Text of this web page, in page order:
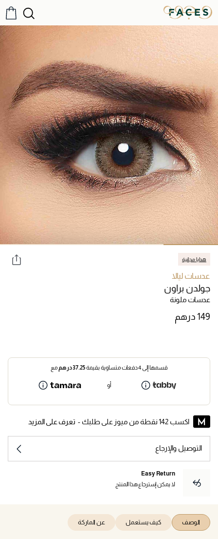
هدايا مجانية
عدسات ليالا
جولدن براون
عدسات ملونة
قسمها إلى 4 دفعات متساوية بقيمة 37.25درهممع
أو
اكسب 142 نقطة من ميوز على طلبك - تعرف على المزيد
التوصيل والإرجاع
Easy Return
لا يمكن إسترجاع هذا المنتج
الوصف كيف يستعمل عن الماركة